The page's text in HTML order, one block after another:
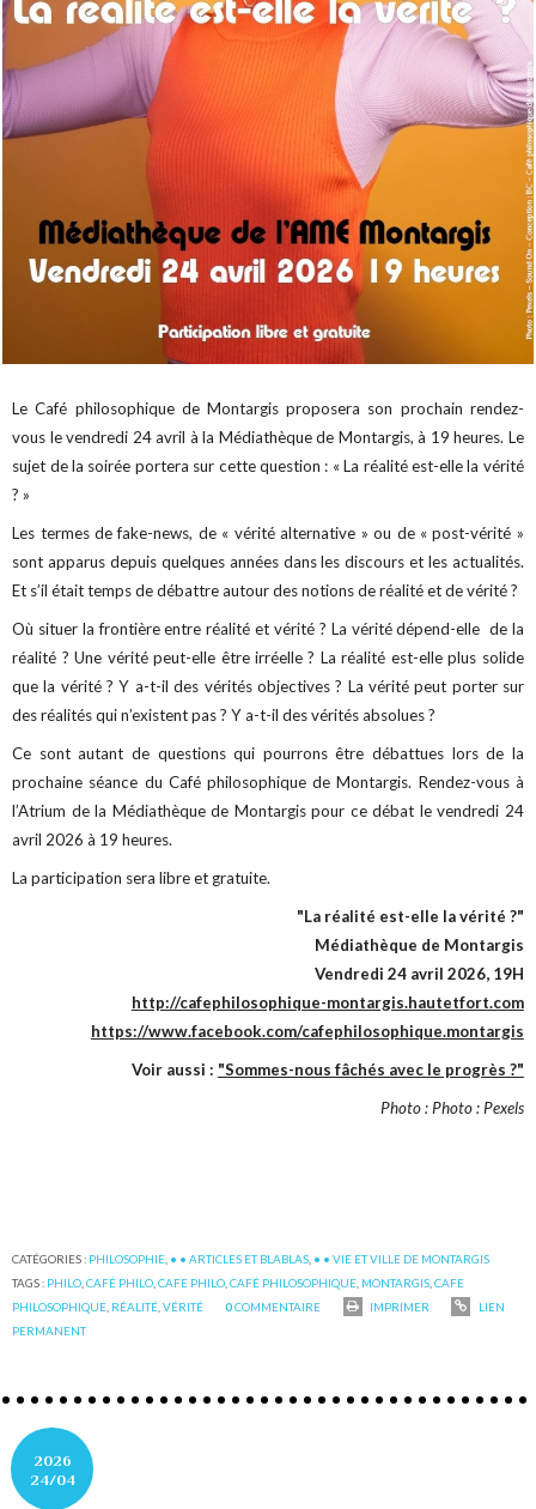
Le Café philosophique de Montargis proposera son prochain rendez-
vous le vendredi 24 avril à la Médiathèque de Montargis, à 19 heures. Le
sujet de la soirée portera sur cette question : « La réalité est-elle la vérité
? »
Les termes de fake-news, de « vérité alternative » ou de « post-vérité »
sont apparus depuis quelques années dans les discours et les actualités.
Et s’il était temps de débattre autour des notions de réalité et de vérité ?
Où situer la frontière entre réalité et vérité ? La vérité dépend-elle de la
réalité ? Une vérité peut-elle être irréelle ? La réalité est-elle plus solide
que la vérité ? Y a-t-il des vérités objectives ? La vérité peut porter sur
des réalités qui n’existent pas ? Y a-t-il des vérités absolues ?
Ce sont autant de questions qui pourrons être débattues lors de la
prochaine séance du Café philosophique de Montargis. Rendez-vous à
l’Atrium de la Médiathèque de Montargis pour ce débat le vendredi 24
avril 2026 à 19 heures.
La participation sera libre et gratuite.
"La réalité est-elle la vérité ?"
Médiathèque de Montargis
Vendredi 24 avril 2026, 19H
http://cafephilosophique-montargis.hautetfort.com
https://www.facebook.com/cafephilosophique.montargis
Voir aussi : "Sommes-nous fâchés avec le progrès ?"
Photo : Photo : Pexels
CATÉGORIES : PHILOSOPHIE • • ARTICLES ET BLABLAS • • VIE ET VILLE DE MONTARGIS
TAGS : PHILO ,CAFÉ PHILO ,CAFE PHILO ,CAFÉ PHILOSOPHIQUE MONTARGIS ,CAFE
PHILOSOPHIQUE RÉALITÉ ,VÉRITÉ 0COMMENTAIRE IMPRIMER
LIEN
PERMANENT
2026
24/04